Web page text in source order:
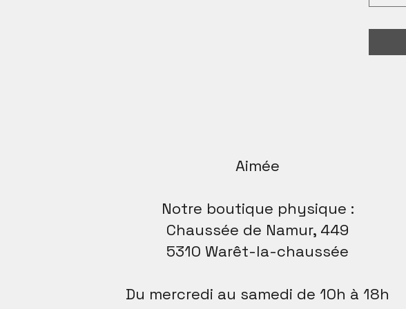
Aimée
Notre boutique physique :
Chaussée de Namur, 449
5310 Warêt-la-chaussée
Du mercredi au samedi de 10h à 18h